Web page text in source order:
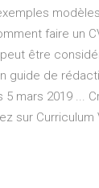
faire un
être
guide de
mars 2019 ...
sur